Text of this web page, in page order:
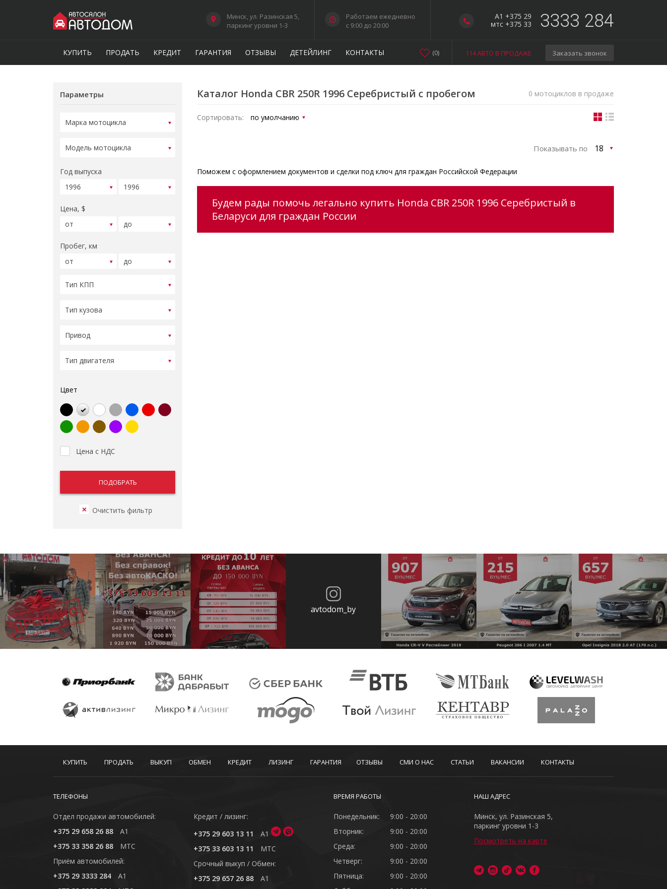
A1 +375 29
мтс +375 33
3333 284
Минск, ул. Разинская 5,
паркинг уровни 1-3
Работаем ежедневно
c 9:00 до 20:00
КУПИТЬ ПРОДАТЬ КРЕДИТ ГАРАНТИЯ ОТЗЫВЫ ДЕТЕЙЛИНГ КОНТАКТЫ 114 АВТО В ПРОДАЖЕ Заказать звонок
(0)
Параметры
Год выпуска
Цена, $
Пробег, км
Цвет
Цена с НДС
Каталог Honda CBR 250R 1996 Серебристый с пробегом 0 мотоциклов в продаже
Сортировать:
Показывать по
Поможем с оформлением документов и сделки под ключ для граждан Российской Федерации
Будем рады помочь легально купить Honda CBR 250R 1996 Серебристый в
Беларуси для граждан России
avtodom_by
КУПИТЬ ПРОДАТЬ ВЫКУП ОБМЕН КРЕДИТ ЛИЗИНГ ГАРАНТИЯ ОТЗЫВЫ СМИ О НАС СТАТЬИ ВАКАНСИИ КОНТАКТЫ
ТЕЛЕФОНЫ
Отдел продажи автомобилей:
+375 29 658 26 88
A1
+375 33 358 26 88
MTC
Приём автомобилей:
+375 29 3333 284
A1
Кредит / лизинг:
+375 29 603 13 11
A1
+375 33 603 13 11
MTC
Cрочный выкуп / Обмен:
+375 29 657 26 88
A1
ВРЕМЯ РАБОТЫ
Понедельник:
9:00 - 20:00
Вторник:
9:00 - 20:00
Среда:
9:00 - 20:00
Четверг:
9:00 - 20:00
Пятница:
9:00 - 20:00
НАШ АДРЕС
Минск, ул. Разинская 5,
паркинг уровни 1-3
Посмотреть на карте